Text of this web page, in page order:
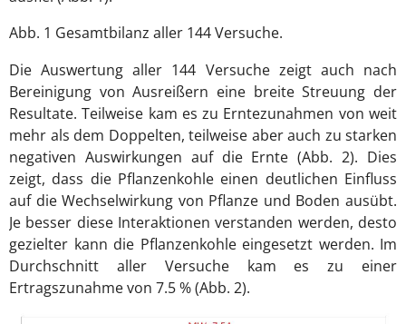
Abb. 1 Gesamtbilanz aller 144 Versuche.
Die Auswertung aller 144 Versuche zeigt auch nach
Bereinigung von Ausreißern eine breite Streuung der
Resultate. Teilweise kam es zu Erntezunahmen von weit
mehr als dem Doppelten, teilweise aber auch zu starken
negativen Auswirkungen auf die Ernte (Abb. 2). Dies
zeigt, dass die Pflanzenkohle einen deutlichen Einfluss
auf die Wechselwirkung von Pflanze und Boden ausübt.
Je besser diese Interaktionen verstanden werden, desto
gezielter kann die Pflanzenkohle eingesetzt werden. Im
Durchschnitt aller Versuche kam es zu einer
Ertragszunahme von 7.5 % (Abb. 2).